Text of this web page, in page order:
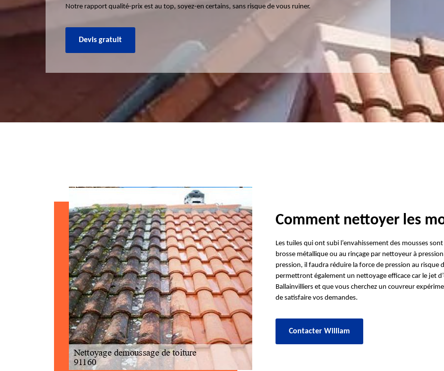
Notre rapport qualité-prix est au top, soyez-en certains, sans risque de vous ruiner.
Devis gratuit
Comment nettoyer les
Les tuiles qui ont subi l’envahissement des mousses
brosse métallique ou au rinçage par nettoyeur à
pression, il faudra réduire la force de pression au
permettront également un nettoyage efficace car le jet
Ballainvilliers et que vous cherchez un couvreur
de satisfaire vos demandes.
Contacter William